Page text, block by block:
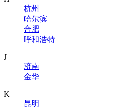
杭州
哈尔滨
合肥
呼和浩特
J
济南
金华
K
昆明